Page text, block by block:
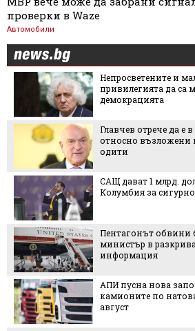
проверки в Waze
Автомобили
Непросветените и
привилегията да са
демокрацията
Главчев отрече да е
относно възложени
одити
САЩ дават 1 млрд.
Колумбия за
Пентагонът обвини
министър в
информация
АПИ пусна нова
камионите по
август